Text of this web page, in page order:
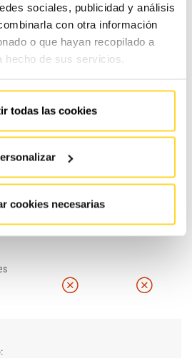
sociales, publicidad y análisis
con otra información
o que hayan recopilado a
hecho de sus servicios.
todas las cookies
cookies necesarias
RESCATS
24H
RESCATS
24H
PLUS